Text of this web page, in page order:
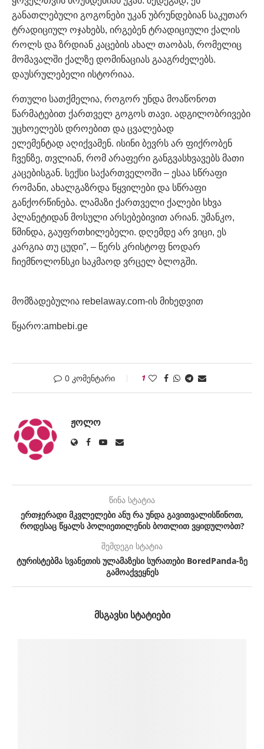
განათლებული გოგონები უკან უბრუნდებიან საკუთარ
ტრადიციულ ოჯახებს, ირგებენ ტრადიციული ქალის
როლს და ზრდიან კაცების ახალ თაობას, რომელიც
მომავალში ქალზე დომინაციას გააგრძელებს.
დაუსრულებელი ისტორიაა.
რთული სათქმელია, როგორ უნდა მოაწონოთ
წარმატებით ქართველ გოგოს თავი. ადგილობრივები
უცხოელებს დროებით და ცვალებად
ელემენტად აღიქვამენ. ისინი ბევრს არ ფიქრობენ
ჩვენზე, თვლიან, რომ არაფერი განგვასხვავებს მათი
კაცებისგან. სექსი საქართველოში – ესაა სწრაფი
რომანი, ახალგაზრდა წყვილები და სწრაფი
განქორწინება. ლამაზი ქართველი ქალები სხვა
პლანეტიდან მოსული არსებებივით არიან. უმანკო,
წმინდა, გაუფრთხილებელი. დღემდე არ ვიცი, ეს
კარგია თუ ცუდი”, – წერს კრისტოფ ნოდარ
ჩიემნოლონსკი საკმაოდ ვრცელ ბლოგში.
მომზადებულია rebelaway.com-ის მიხედვით
წყარო:ambebi.ge
0 კომენტარი 1
ᲟᲝᲚᲝ
წინა სტატია
ერთჯერადი მკვლელები ანუ რა უნდა გავითვალისწინოთ,
როდესაც წყალს პოლიეთილენის ბოთლით ვყიდულობთ?
შემდეგი სტატია
ტურისტებმა სვანეთის ულამაზესი სურათები BoredPanda-ზე
გამოაქვეყნეს
ᲛᲡᲒᲐᲕᲡᲘ ᲡᲢᲐᲢᲘᲔᲑᲘ